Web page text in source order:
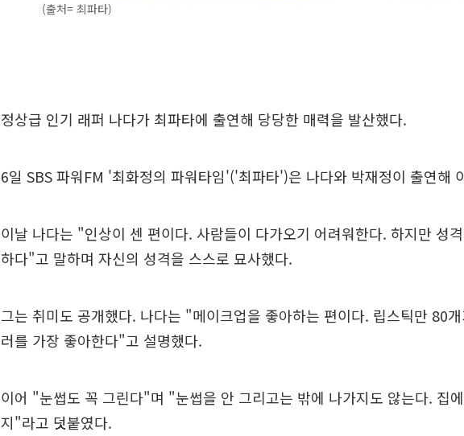
(출처= 최파타)
정상급 인기 래퍼 나다가 최파타에 출연해 당당한 매력을 발산했다.
6일 SBS 파워FM '최화정의 파워타임'('최파타')은 나다와 박재정이 출연해
이날 나다는 "인상이 센 편이다. 사람들이 다가오기 어려워한다. 하지만 성
하다"고 말하며 자신의 성격을 스스로 묘사했다.
그는 취미도 공개했다. 나다는 "메이크업을 좋아하는 편이다. 립스틱만 80
러를 가장 좋아한다"고 설명했다.
이어 "눈썹도 꼭 그린다"며 "눈썹을 안 그리고는 밖에 나가지도 않는다. 집
지"라고 덧붙였다.